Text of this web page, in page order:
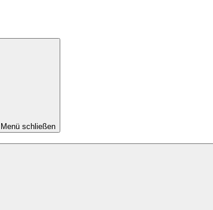
Menü schließen